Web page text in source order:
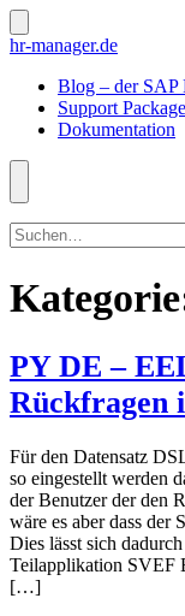
Zum
Inhalt
Suche
ein-/ausblenden
hr-manager.de
Blog – der
Support
Dokumentation
Menü
nach:
PY DE –
Rückfragen
Für den Datensatz
so eingestellt werden
der Benutzer der den
wäre es aber dass der
Dies lässt sich
Teilapplikation SVEF
[…]